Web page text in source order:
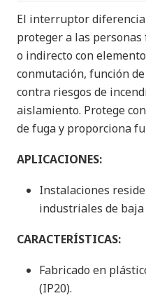
El interruptor
proteger a las
o indirecto con
conmutación, función
contra riesgos de
aislamiento. Protege
de fuga y proporciona
APLICACIONES:
Instalaciones
industriales de
CARACTERÍSTICAS:
Fabricado en
(IP20).